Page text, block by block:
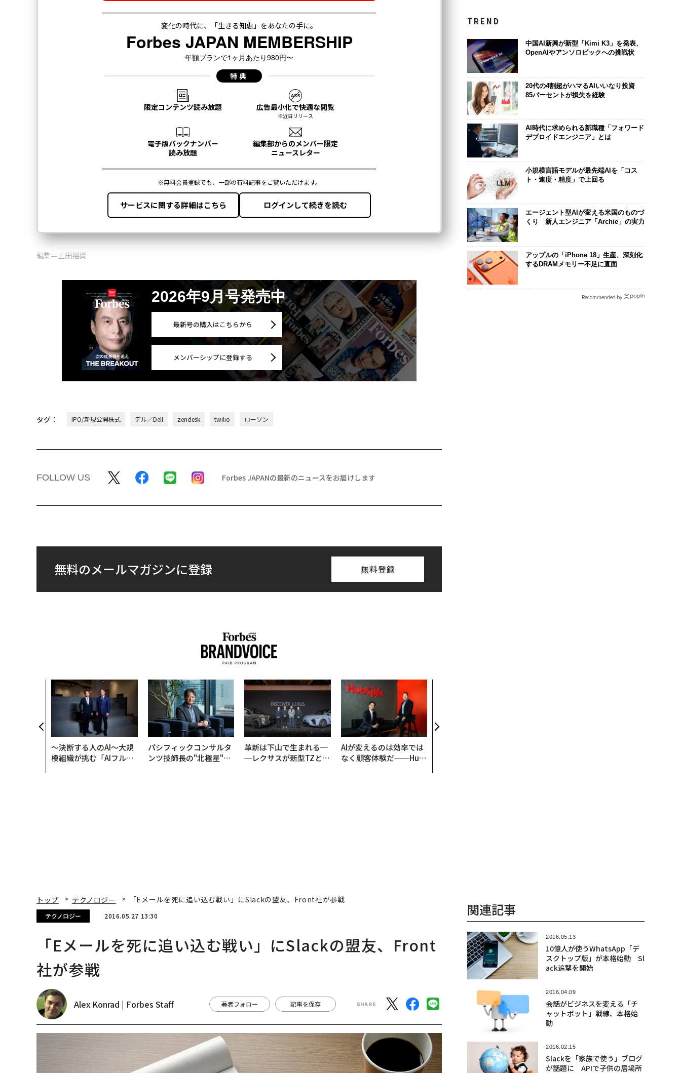
編集＝上田裕資
2026年9月号発売中
最新号の購入はこちらから
メンバーシップに登録する
タグ： IPO/新規公開株式 デル／Dell zendesk twilio ローソン
FOLLOW US Forbes JAPANの最新のニュースをお届けします
無料のメールマガジンに登録 無料登録
〜決断する人のAI〜大規
模組織が挑む「AIフル実
パシフィックコンサルタ
ンツ技師長の"北極星"。
革新は下山で生まれる─
─レクサスが新型TZとE
AIが変えるのは効率では
なく顧客体験だ──Hub
TREND
中国AI新興が新型「Kimi K3」を発表、
OpenAIやアンソロピックへの挑戦状
20代の4割超がハマるAIいいなり投資
85パーセントが損失を経験
AI時代に求められる新職種「フォワード
デプロイドエンジニア」とは
小規模言語モデルが最先端AIを「コス
ト・速度・精度」で上回る
エージェント型AIが変える米国のものづ
くり 新人エンジニア「Archie」の実力
アップルの「iPhone 18」生産、深刻化
するDRAMメモリー不足に直面
Recommended by
トップ テクノロジー 「Eメールを死に追い込む戦い」にSlackの盟友、Front社が参戦
テクノロジー 2016.05.27 13:30
「Eメールを死に追い込む戦い」にSlackの盟友、Front
社が参戦
Alex Konrad | Forbes Staff 著者フォロー 記事を保存
関連記事
2016.05.13
10億人が使うWhatsApp「デ
スクトップ版」が本格始動 Sl
ack追撃を開始
2016.04.09
会話がビジネスを変える「チ
ャットボット」戦線、本格始
動
2016.02.15
Slackを「家族で使う」ブログ
が話題に APIで子供の居場所